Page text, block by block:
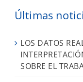
Últimas
LOS DATOS
SOBRE EL